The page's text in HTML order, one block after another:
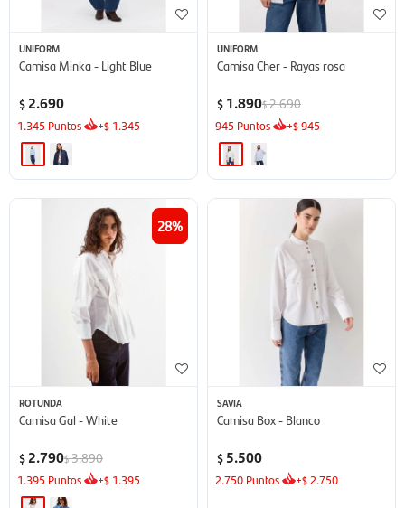
UNIFORM
Camisa Minka - Light Blue
$ 2.690
1.345 Puntos +$ 1.345
UNIFORM
Camisa Cher - Rayas rosa
$ 1.890$2.690
945 Puntos +$945
28
ROTUNDA
Camisa Gal - White
$ 2.790$3.890
1.395 Puntos +$ 1.395
SAVIA
Camisa Box - Blanco
$ 5.500
2.750 Puntos +$ 2.750